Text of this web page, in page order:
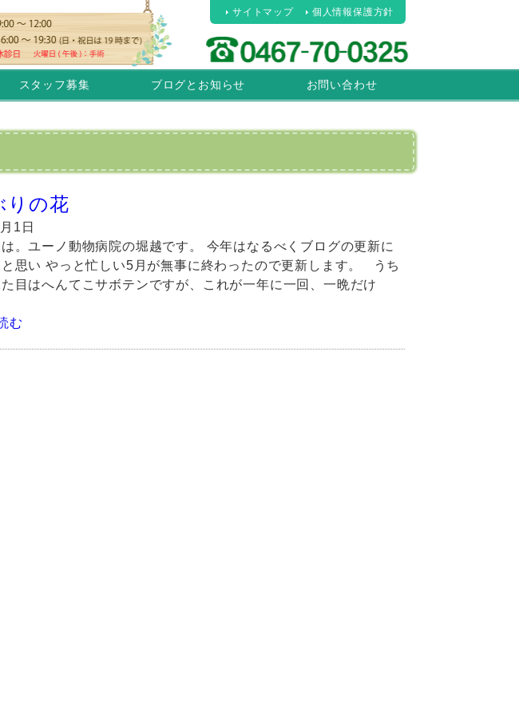
サイトマップ 個人情報保護方針
スタッフ募集 ブログとお知らせ お問い合わせ
りの花
1日
。ユーノ動物病院の堀越です。 今年はなるべくブログの更新に
思い やっと忙しい5月が無事に終わったので更新します。 うち
目はへんてこサボテンですが、これが一年に一回、一晩だけ
む